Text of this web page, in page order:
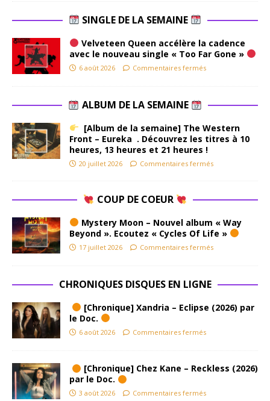
SINGLE DE LA SEMAINE
Velveteen Queen accélère la cadence
avec le nouveau single « Too Far Gone »
6 août 2026 Commentaires fermés
ALBUM DE LA SEMAINE
[Album de la semaine] The Western
Front – Eureka . Découvrez les titres à 10
heures, 13 heures et 21 heures !
20 juillet 2026 Commentaires fermés
COUP DE COEUR
Mystery Moon – Nouvel album « Way
Beyond ». Ecoutez « Cycles Of Life »
17 juillet 2026 Commentaires fermés
CHRONIQUES DISQUES EN LIGNE
[Chronique] Xandria – Eclipse (2026) par
le Doc.
6 août 2026 Commentaires fermés
[Chronique] Chez Kane – Reckless (2026)
par le Doc.
3 août 2026 Commentaires fermés